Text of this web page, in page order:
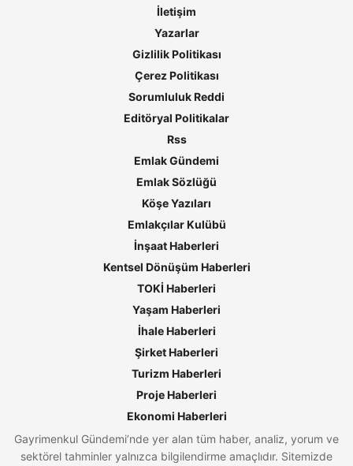
İletişim
Yazarlar
Gizlilik Politikası
Çerez Politikası
Sorumluluk Reddi
Editöryal Politikalar
Rss
Emlak Gündemi
Emlak Sözlüğü
Köşe Yazıları
Emlakçılar Kulübü
İnşaat Haberleri
Kentsel Dönüşüm Haberleri
TOKİ Haberleri
Yaşam Haberleri
İhale Haberleri
Şirket Haberleri
Turizm Haberleri
Proje Haberleri
Ekonomi Haberleri
Gayrimenkul Gündemi’nde yer alan tüm haber, analiz, yorum ve
sektörel tahminler yalnızca bilgilendirme amaçlıdır. Sitemizde